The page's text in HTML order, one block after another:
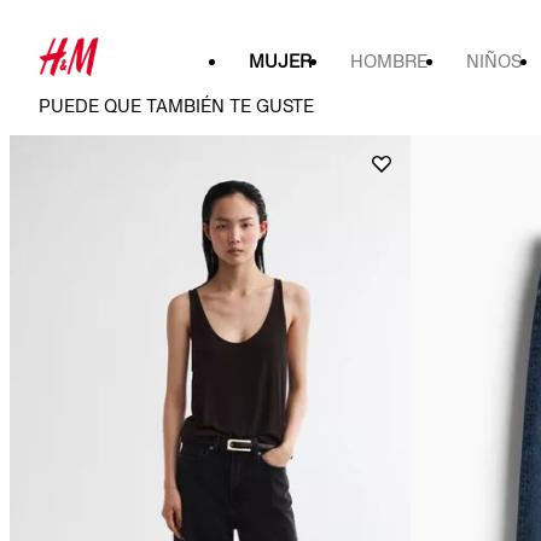
MUJER HOMBRE NIÑOS
PUEDE QUE TAMBIÉN TE GUSTE